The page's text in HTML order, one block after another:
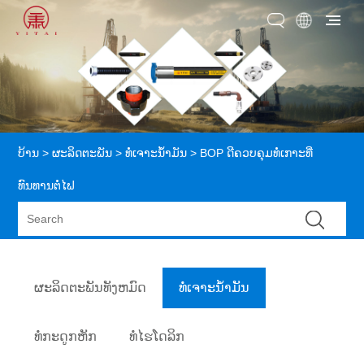
ບ້ານ > ຜະລິດຕະພັນ >ທໍ່ເຈາະນ້ຳມັນ > BOP ດີຄວບຄຸມທໍ່ເກາະທີ່
ທົນທານຕໍ່ໄຟ
ຜະລິດຕະພັນທັງຫມົດ ທໍ່ເຈາະນ້ຳມັນ
ທໍ່ກະດູກຫັກ ທໍ່ໄຮໂດລິກ